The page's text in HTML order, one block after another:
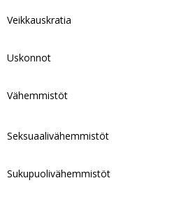
Veikkauskratia
Uskonnot
Vähemmistöt
Seksuaalivähemmistöt
Sukupuolivähemmistöt